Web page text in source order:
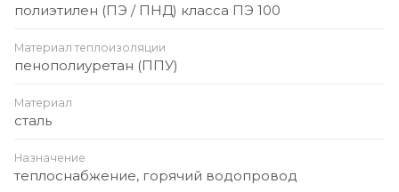
полиэтилен (ПЭ / ПНД) класса ПЭ 100
Материал теплоизоляции
пенополиуретан (ППУ)
Материал
сталь
Назначение
теплоснабжение, горячий водопровод